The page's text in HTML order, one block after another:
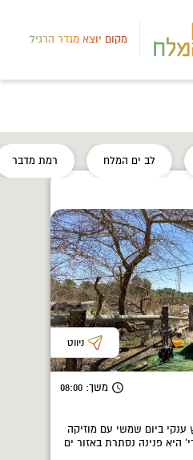
מקום יוצא מגדר הרגיל
לב ים המלח רמת מדבר
ניווט
משך: 08:00
ביום שמשי עם מוזיקה
היא פנינה נסתרת באזור ים